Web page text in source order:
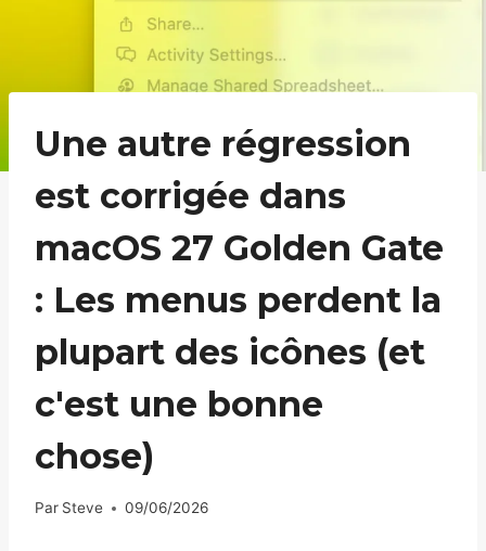
Une autre régression
est corrigée dans
macOS 27 Golden Gate
: Les menus perdent la
plupart des icônes (et
c'est une bonne
chose)
Par Steve 09/06/2026